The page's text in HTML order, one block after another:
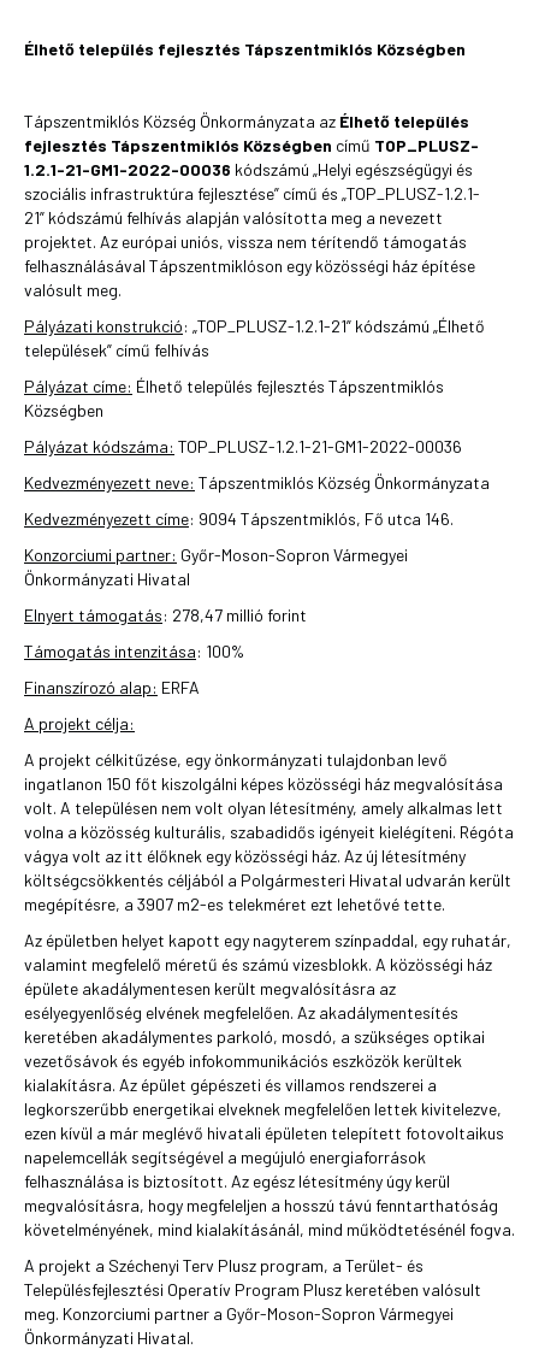
Élhető település fejlesztés Tápszentmiklós Községben
Tápszentmiklós Község Önkormányzata az Élhető település
fejlesztés Tápszentmiklós Községben című TOP_PLUSZ-
1.2.1-21-GM1-2022-00036 kódszámú „Helyi egészségügyi és
szociális infrastruktúra fejlesztése” című és „TOP_PLUSZ-1.2.1-
21” kódszámú felhívás alapján valósította meg a nevezett
projektet. Az európai uniós, vissza nem térítendő támogatás
felhasználásával Tápszentmiklóson egy közösségi ház építése
valósult meg.
Pályázati konstrukció: „TOP_PLUSZ-1.2.1-21” kódszámú „Élhető
települések” című felhívás
Pályázat címe: Élhető település fejlesztés Tápszentmiklós
Községben
Pályázat kódszáma: TOP_PLUSZ-1.2.1-21-GM1-2022-00036
Kedvezményezett neve: Tápszentmiklós Község Önkormányzata
Kedvezményezett címe: 9094 Tápszentmiklós, Fő utca 146.
Konzorciumi partner: Győr-Moson-Sopron Vármegyei
Önkormányzati Hivatal
Elnyert támogatás: 278,47 millió forint
Támogatás intenzitása: 100%
Finanszírozó alap: ERFA
A projekt célja:
A projekt célkitűzése, egy önkormányzati tulajdonban levő
ingatlanon 150 főt kiszolgálni képes közösségi ház megvalósítása
volt. A településen nem volt olyan létesítmény, amely alkalmas lett
volna a közösség kulturális, szabadidős igényeit kielégíteni. Régóta
vágya volt az itt élőknek egy közösségi ház. Az új létesítmény
költségcsökkentés céljából a Polgármesteri Hivatal udvarán került
megépítésre, a 3907 m2-es telekméret ezt lehetővé tette.
Az épületben helyet kapott egy nagyterem színpaddal, egy ruhatár,
valamint megfelelő méretű és számú vizesblokk. A közösségi ház
épülete akadálymentesen került megvalósításra az
esélyegyenlőség elvének megfelelően. Az akadálymentesítés
keretében akadálymentes parkoló, mosdó, a szükséges optikai
vezetősávok és egyéb infokommunikációs eszközök kerültek
kialakításra. Az épület gépészeti és villamos rendszerei a
legkorszerűbb energetikai elveknek megfelelően lettek kivitelezve,
ezen kívül a már meglévő hivatali épületen telepített fotovoltaikus
napelemcellák segítségével a megújuló energiaforrások
felhasználása is biztosított. Az egész létesítmény úgy kerül
megvalósításra, hogy megfeleljen a hosszú távú fenntarthatóság
követelményének, mind kialakításánál, mind működtetésénél fogva.
A projekt a Széchenyi Terv Plusz program, a Terület- és
Településfejlesztési Operatív Program Plusz keretében valósult
meg. Konzorciumi partner a Győr-Moson-Sopron Vármegyei
Önkormányzati Hivatal.